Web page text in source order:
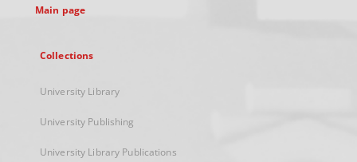
Main page
Collections
University Library
University Publishing
University Library Publications